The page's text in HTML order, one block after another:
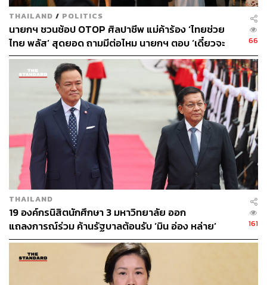
“ปีที่แล้วดิฉันเคยเตือนเอาไว้ว่า อย่าทำพลาดเหมือนรัฐบาล
ประยุทธ์ เพราะงบพวกนี้มักจะถูกตั้งไว้ไม่เพียงพอ ทำให้ต้อง
ชดใช้เงินคงคลัง แต่สุดท้ายในปี 2567 ก็เกิดเหตุการณ์ตามที่
ได้เตือนไว้จริงๆ เพราะมีการจัดสรรไม่เพียงพอ ทำให้ต้องไป
ใช้เงินคงคลังสูงถึง 39,000 ล้านบาท และคาดว่าน่าจะมีเพิ่ม
อีก เพราะก็เห็นแล้วว่างบประมาณในส่วนต่างๆ ไม่พอที่จะใช้
รวมถึงการใช้งบประมาณฉุกเฉิน ก็อาจจะเป็นไปไม่ได้แล้ว
เช่นเดียวกัน เพราะงบประมาณต้องถูกกันเอาไว้เพื่อทำ
โครงการดิจิทัลวอลเล็ต และคงต้องใช้เงินคงคลังในปี 2569
ต่อไป”
ศิริกัญญากล่าวถึงการตั้งงบชำระคืนเงินต้นหนี้สาธารณะไว้ที่
4% ของงบประมาณ สูงสุดในรอบ 20 ปี ก็ต้องขอชื่นชม แต่ที่
น่าประหลาดใจคือ การจัดสรรงบประมาณในครั้งแรก จาก
3.6 ล้านล้านบาท มีการตั้งงบชำระเงินต้นไว้เพียง 140,000
ล้านบาท พอขยายเป็น 3.752 ล้านล้านบาท กลับคงเอาไว้เท่า
เดิม แต่ไปลดงบชำระดอกเบี้ยแทน จึงถึงบางอ้อ การตั้งงบ
ชำระคืนเงินเอาไว้สูง เพื่อเอาไปขยายกรอบการกู้ขาดดุล
THAILAND / POLITICS
นายกฯ ชวนช้อป OTOP ศิลปาชีพ แม่ค้าร้อง ‘ไทยช่วย
ไทย พลัส’ สุดยอด ถามมีต่อไหม นายกฯ ตอบ ‘เดี๋ยวจะ
พยายาม’
66
THAILAND
19 องค์กรนิสิตนักศึกษา 3 มหาวิทยาลัย ออก
แถลงการณ์ร่วม ค้านรัฐบาลต้อนรับ ‘มิน อ่อง หล่าย’
161